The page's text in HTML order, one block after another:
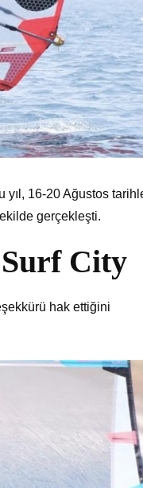
yıl, 16-20 Ağustos
gerçekleşti.
Surf City
hak ettiğini